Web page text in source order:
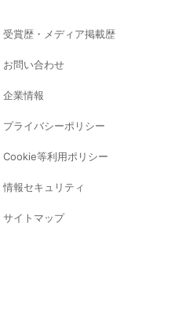
受賞歴・メディア掲載歴
お問い合わせ
企業情報
プライバシーポリシー
Cookie等利用ポリシー
情報セキュリティ
サイトマップ